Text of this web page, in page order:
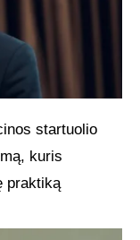
startuolio
kuris
praktiką